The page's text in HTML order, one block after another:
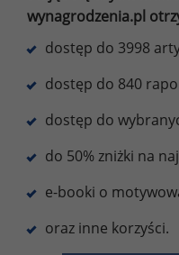
wynagrodzenia.pl
dostęp do 3998
dostęp do 840
dostęp do
do 50% zniżki na
e-booki o
oraz inne korzyści.